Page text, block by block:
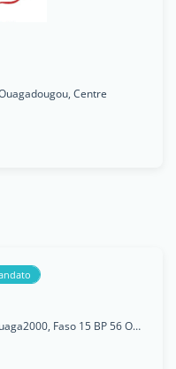
Centre
1406, Rue 15640, Cité SOCOGIB, Ouaga2000, Faso 15 BP 56 Ouaga 15